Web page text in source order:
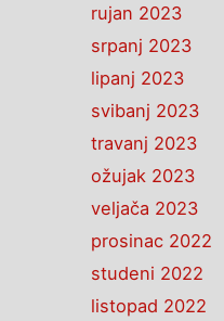
rujan 2023
srpanj 2023
lipanj 2023
svibanj 2023
travanj 2023
ožujak 2023
veljača 2023
prosinac 2022
studeni 2022
listopad 2022